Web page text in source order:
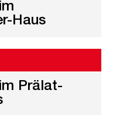
Haus
Prälat-